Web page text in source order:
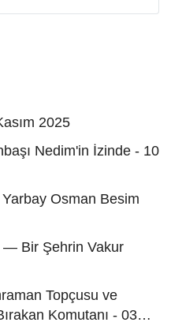
2025
Nedim'in İzinde - 10
Osman Besim
— Bir Şehrin Vakur
Topçusu ve
Komutanı - 03